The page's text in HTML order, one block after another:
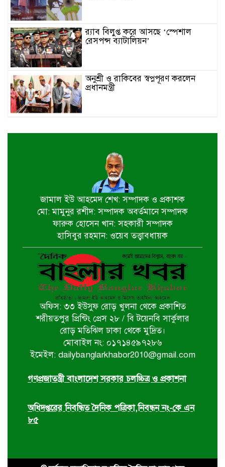
র‌্যাব বিলুপ্ত করে আসছে ‘স্পেশাল
রেসপন্স ব্যাটালিয়ন’
অনুশ্রী ও রাকিবের স্বপ্নপূরণ করলেন
প্রধানমন্ত্রী
জেলা কমিটির সভা অনুষ্ঠিত
পাইকগাছায় বাইসাইকেল, ভ্যান ও
সেলাই মেশিন বিতরণ
নির্বাচিত না হলেও নির্বাচনী প্রতিশ্রুতি
বাস্তবায়নে কাজ করছি- কপিল কৃষ্ণ মণ্ডল
বাগেরহাট খানজাহান আলী ডিগ্রি কলেজে
পালিত হয়নি জুলাই গনঅভ্যুথ্যান দিবস
খুলনায় ইমাম হুসাইন (আ.)’র পবিত্র
চেহলুম পালিত
জুলাই সনদ ইস্যুতে সরকারের বিরুদ্ধে
জামাল ইউ আহমেদ শেখ: সম্পাদক ও প্রকাশক
মো: মামুনুর রশীদ: সম্পাদক অবর্তমানে সম্পাদক
ফারুক হোসেন খান: সহকারী সম্পাদক
হাসিবুর রহমান: ওয়েব তত্ত্বাবধায়ক
অফিস: ৩৩ ইউসুফ রোড় খুলনা থেকে প্রকাশিত
শরীয়তপুর প্রিন্টিং প্রেস ২৮ / বি টয়েনবি সার্কুলার
রোড় মতিঝিল ঢাকা থেকে মুদ্রিত।
মোবাইল নং: ০১৭১৪৫৯৭২৮৬
ইমেইল: dailybanglarkhabor2010@gmail.com
গণপ্রজাতন্ত্রী বাংলাদেশ সরকার চলচ্চিত্র ও প্রকাশনা
অধিদপ্তরের নিবন্ধিত দৈনিক পত্রিকা,নিবন্ধন নং-কে এন
৮৫